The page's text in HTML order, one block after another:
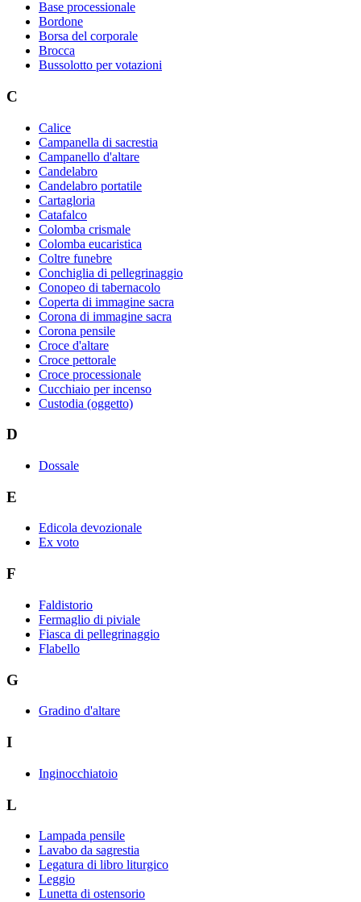
Base processionale
Bordone
Borsa del corporale
Brocca
Bussolotto per votazioni
C
Calice
Campanella di sacrestia
Campanello d'altare
Candelabro
Candelabro portatile
Cartagloria
Catafalco
Colomba crismale
Colomba eucaristica
Coltre funebre
Conchiglia di pellegrinaggio
Conopeo di tabernacolo
Coperta di immagine sacra
Corona di immagine sacra
Corona pensile
Croce d'altare
Croce pettorale
Croce processionale
Cucchiaio per incenso
Custodia (oggetto)
D
Dossale
E
Edicola devozionale
Ex voto
F
Faldistorio
Fermaglio di piviale
Fiasca di pellegrinaggio
Flabello
G
Gradino d'altare
I
Inginocchiatoio
L
Lampada pensile
Lavabo da sagrestia
Legatura di libro liturgico
Leggio
Lunetta di ostensorio